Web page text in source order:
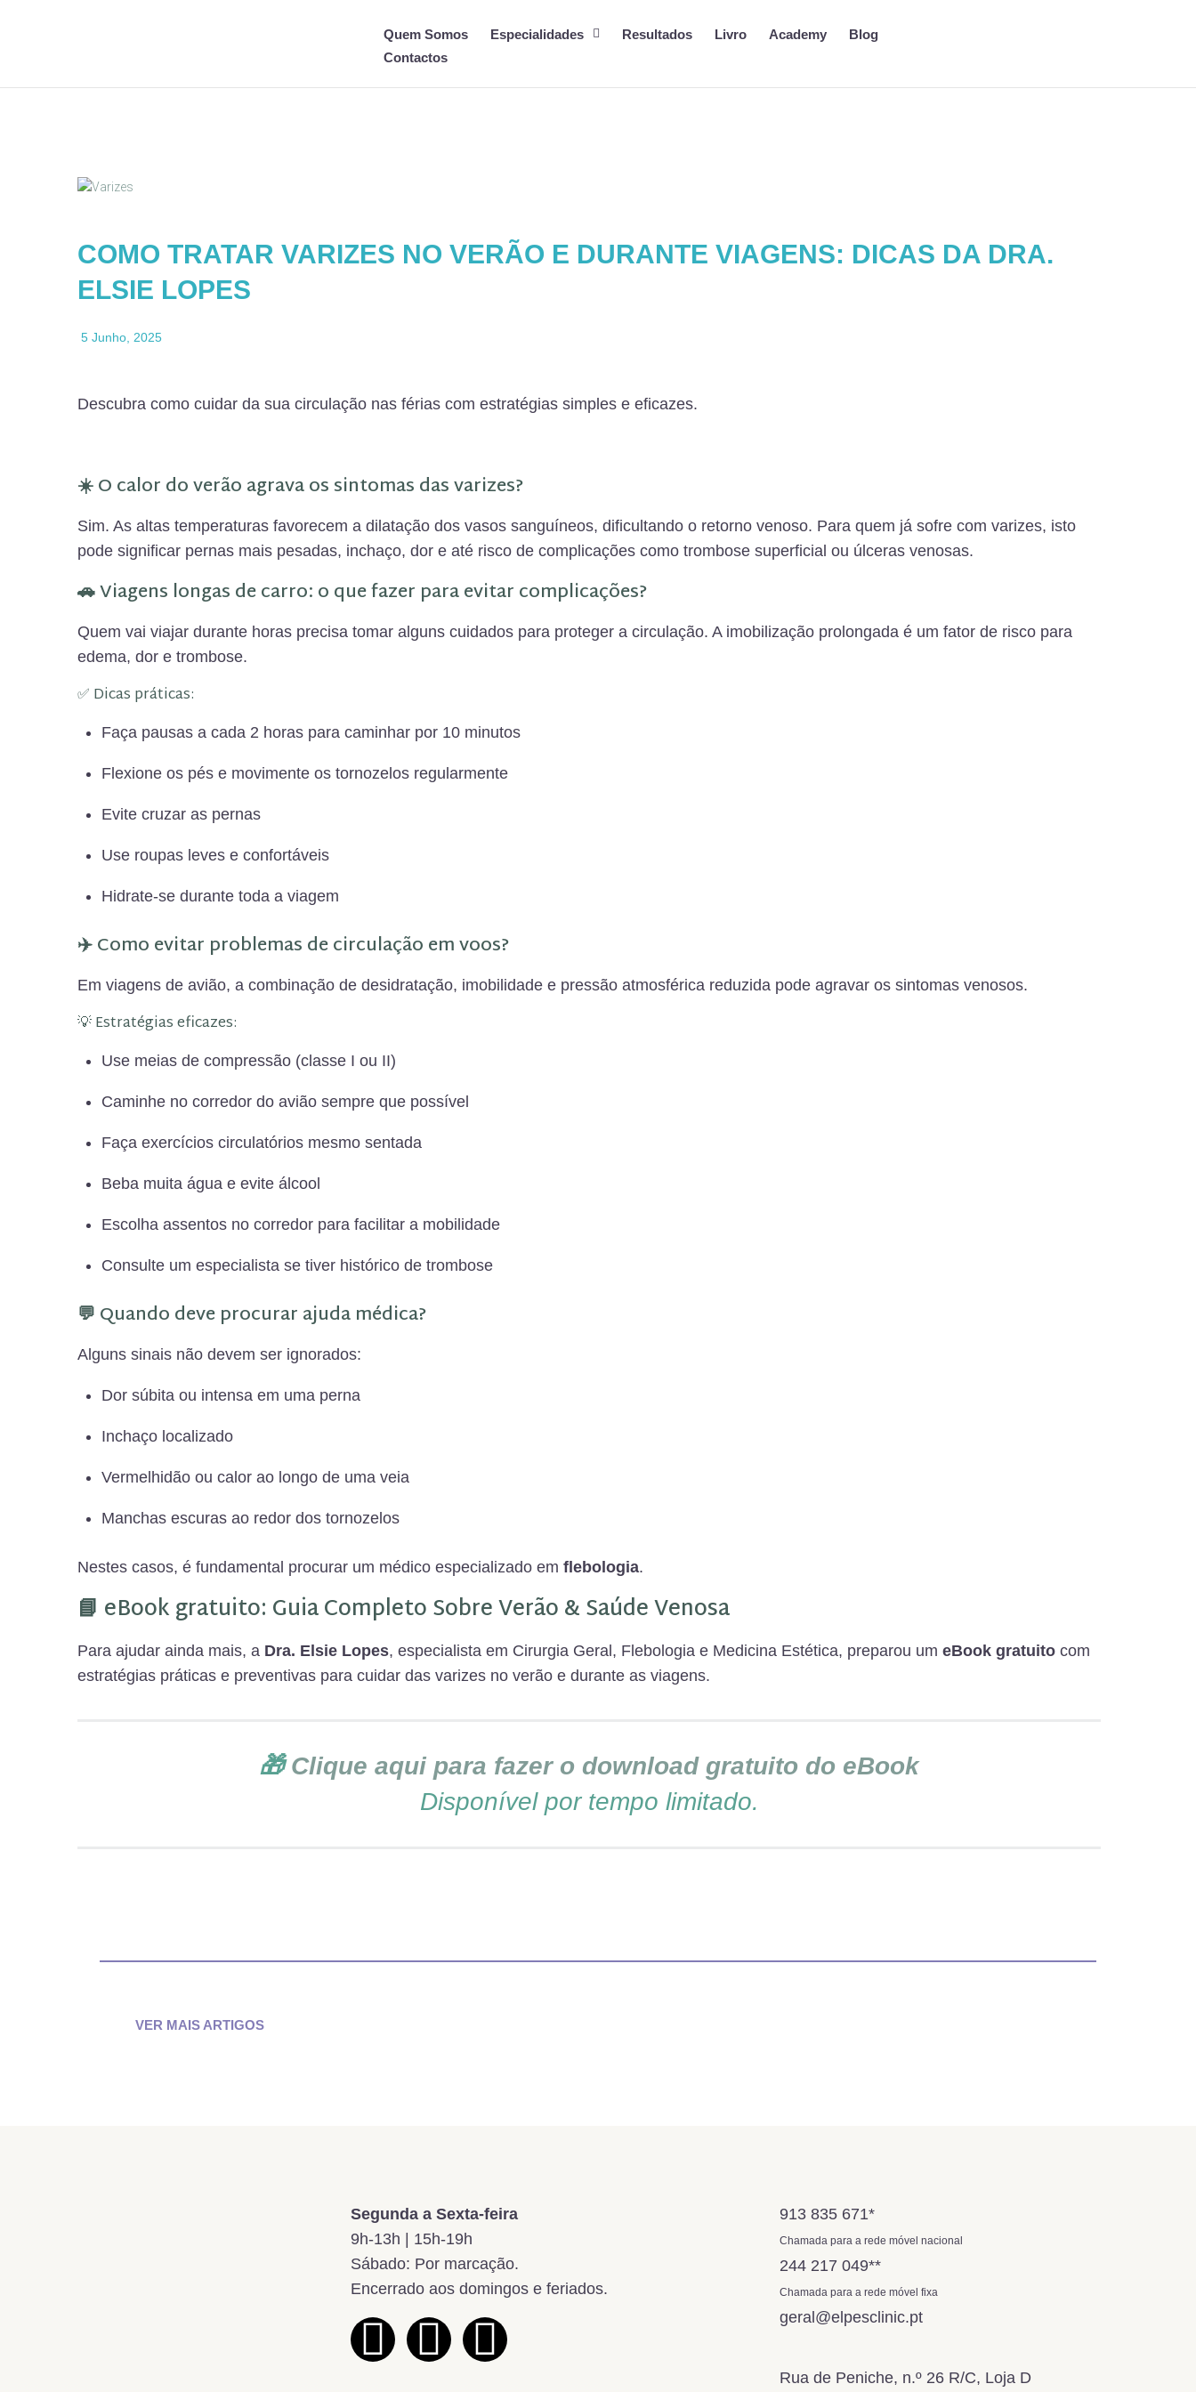
Quem Somos Especialidades Resultados Livro Academy
Blog
Contactos
COMO TRATAR VARIZES NO VERÃO E DURANTE VIAGENS: DICAS DA DRA.
ELSIE LOPES
5 Junho, 2025
Descubra como cuidar da sua circulação nas férias com estratégias simples e eficazes.
☀️ O calor do verão agrava os sintomas das varizes?
Sim. As altas temperaturas favorecem a dilatação dos vasos sanguíneos, dificultando o retorno venoso. Para quem já sofre com varizes, isto
pode significar pernas mais pesadas, inchaço, dor e até risco de complicações como trombose superficial ou úlceras venosas.
🚗 Viagens longas de carro: o que fazer para evitar complicações?
Quem vai viajar durante horas precisa tomar alguns cuidados para proteger a circulação. A imobilização prolongada é um fator de risco para
edema, dor e trombose.
✅ Dicas práticas:
Faça pausas a cada 2 horas para caminhar por 10 minutos
Flexione os pés e movimente os tornozelos regularmente
Evite cruzar as pernas
Use roupas leves e confortáveis
Hidrate-se durante toda a viagem
✈️ Como evitar problemas de circulação em voos?
Em viagens de avião, a combinação de desidratação, imobilidade e pressão atmosférica reduzida pode agravar os sintomas venosos.
💡 Estratégias eficazes:
Use meias de compressão (classe I ou II)
Caminhe no corredor do avião sempre que possível
Faça exercícios circulatórios mesmo sentada
Beba muita água e evite álcool
Escolha assentos no corredor para facilitar a mobilidade
Consulte um especialista se tiver histórico de trombose
💬 Quando deve procurar ajuda médica?
Alguns sinais não devem ser ignorados:
Dor súbita ou intensa em uma perna
Inchaço localizado
Vermelhidão ou calor ao longo de uma veia
Manchas escuras ao redor dos tornozelos
Nestes casos, é fundamental procurar um médico especializado em flebologia.
📘 eBook gratuito: Guia Completo Sobre Verão & Saúde Venosa
Para ajudar ainda mais, a Dra. Elsie Lopes, especialista em Cirurgia Geral, Flebologia e Medicina Estética, preparou um eBook gratuito com
estratégias práticas e preventivas para cuidar das varizes no verão e durante as viagens.
🎁Clique aqui para fazer o download gratuito do eBook
Disponível por tempo limitado.
VER MAIS ARTIGOS
Segunda a Sexta-feira
9h-13h | 15h-19h
Sábado: Por marcação.
Encerrado aos domingos e feriados.
913 835 671*
Chamada para a rede móvel nacional
244 217 049**
Chamada para a rede móvel fixa
geral@elpesclinic.pt
Rua de Peniche, n.º 26 R/C, Loja D